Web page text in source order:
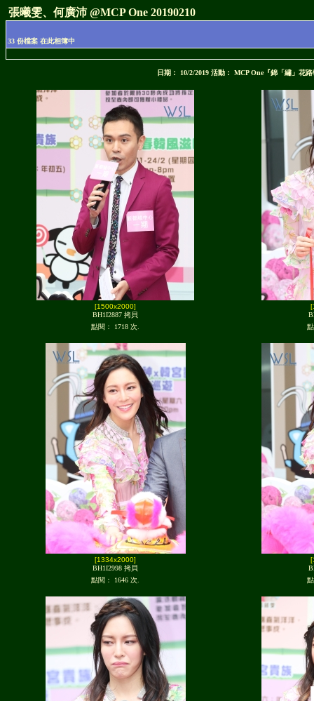
張曦雯、何廣沛 @MCP One 20190210
33 份檔案 在此相簿中
日期： 10/2/2019 活動： MCP One『錦「繡」花
[1500x2000]
BH1I2887 拷貝
點閱： 1718 次.
[1334x2000]
BH1I2998 拷貝
點閱： 1646 次.